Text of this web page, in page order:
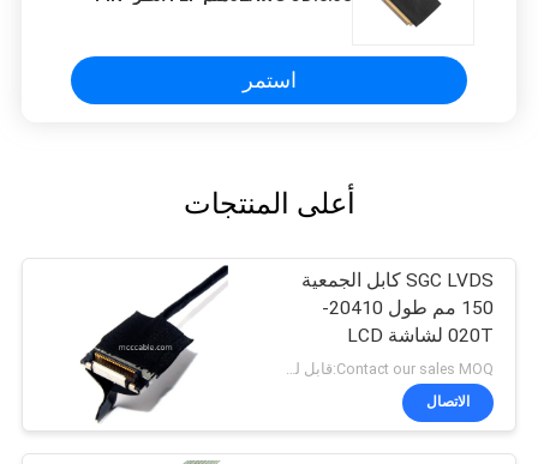
استمر
أعلى المنتجات
SGC LVDS كابل الجمعية
150 مم طول 20410-
020T لشاشة LCD
الاتصال